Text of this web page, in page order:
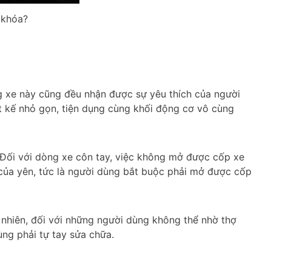
này cũng đều nhận được sự yêu thích của người
nhỏ gọn, tiện dụng cùng khối động cơ vô cùng
Đối với dòng xe côn tay, việc không mở được cốp xe
yên, tức là người dùng bắt buộc phải mở được cốp
đối với những người dùng không thể nhờ thợ
phải tự tay sửa chữa.